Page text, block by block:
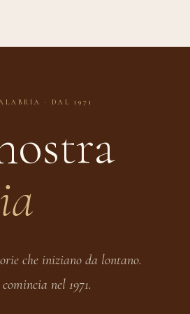
· DAL 1971
che iniziano da lontano.
nel 1971.